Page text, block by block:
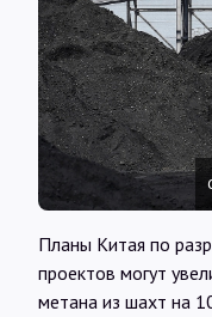
Планы Китая по
проектов могут
метана из шахт на